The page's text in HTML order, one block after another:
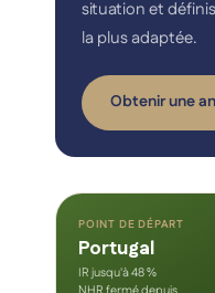
situation et
la plus adaptée.
Obtenir une
POINT DE DÉPART
Portugal
IR jusqu'à 48 %